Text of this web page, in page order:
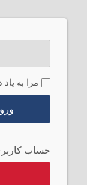
مرا به
حساب